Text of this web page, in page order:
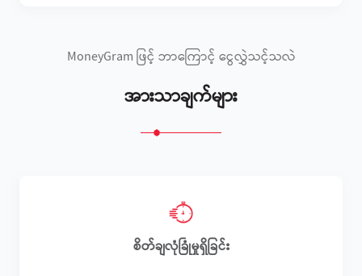
MoneyGram ဖြင့် ဘာကြောင့် ငွေလွှဲသင့်သလဲ
အားသာချက်များ
စိတ်ချလုံခြုံမှုရှိခြင်း